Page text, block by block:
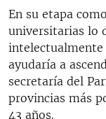
En su etapa
universitarias lo
ayudaría a
secretaría del
provincias más
43 años.